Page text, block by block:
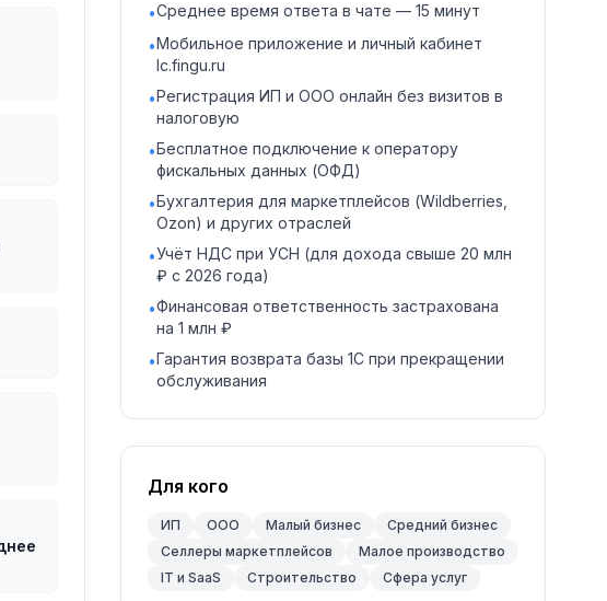
•Среднее время ответа в чате — 15 минут
•Мобильное приложение и личный кабинет
lc.fingu.ru
•Регистрация ИП и ООО онлайн без визитов в
налоговую
•Бесплатное подключение к оператору
фискальных данных (ОФД)
•Бухгалтерия для маркетплейсов (Wildberries,
Ozon) и других отраслей
•Учёт НДС при УСН (для дохода свыше 20 млн
₽ с 2026 года)
•Финансовая ответственность застрахована
на 1 млн ₽
•Гарантия возврата базы 1С при прекращении
обслуживания
Для кого
ИП ООО Малый бизнес
Средний бизнес
Селлеры маркетплейсов
Малое производство
IT и SaaS
Строительство Сфера услуг